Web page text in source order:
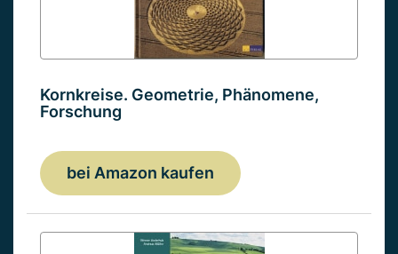
Kornkreise. Geometrie, Phänomene,
Forschung
bei Amazon kaufen